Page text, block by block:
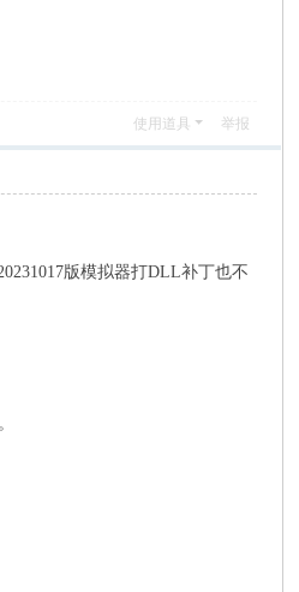
使用道具 举报
版模拟器打DLL补丁也不